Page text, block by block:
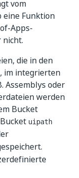
vom
eine Funktion
Apps-
die in den
im integrierten
Assemblys oder
werden
Bucket
uipath